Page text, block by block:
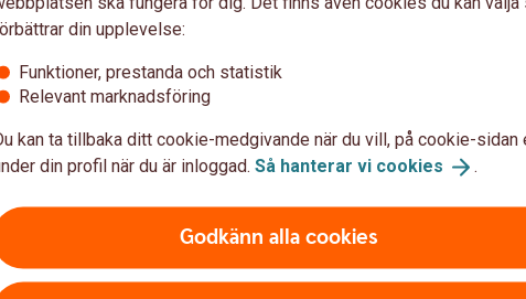
gå till Kronofogden och påverka din
på en ränta om du betalar för sent. Du kan
och undviker du kostnadsränta på
det att Skatteverket fattat beslutet om din
din upplevelse:
Funktioner, prestanda och statistik
Relevant marknadsföring
kan ta tillbaka ditt cookie-medgivande när du vill, på cookie-sidan
din profil när du är inloggad. Så hanterar vi cookies .
Godkänn alla cookies